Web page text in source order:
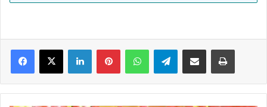
Facebook
X LinkedInPinterestWhatsAppTelegramShare via Email Print